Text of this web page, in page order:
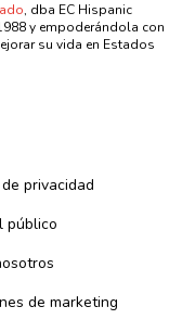
, dba EC Hispanic
y empoderándola con
su vida en Estados
privacidad
público
de marketing